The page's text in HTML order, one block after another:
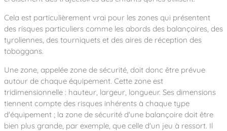
Cela est particulièrement vrai pour les zones qui présentent
des risques particuliers comme les abords des balançoires, des
tyroliennes, des tourniquets et des aires de réception des
toboggans.
Une zone, appelée zone de sécurité, doit donc être prévue
autour de chaque équipement. Cette zone est
tridimensionnelle : hauteur, largeur, longueur. Ses dimensions
tiennent compte des risques inhérents à chaque type
d'équipement ; la zone de sécurité d'une balançoire doit être
bien plus grande, par exemple, que celle d'un jeu à ressort. Il